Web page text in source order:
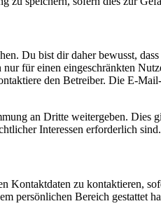
Du bist dir daher bewusst,
für einen eingeschränkten
den Betreiber. Die E-
an Dritte weitergeben.
Interessen erforderlich sind.
Kontaktdaten zu kontaktieren,
persönlichen Bereich gestattet